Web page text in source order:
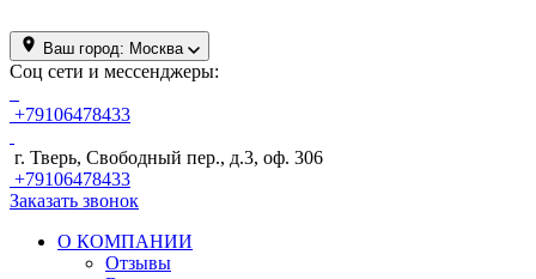
Ваш город: Москва
Соц сети и мессенджеры:
+79106478433
г. Тверь, Свободный пер., д.3, оф. 306
+79106478433
Заказать звонок
О КОМПАНИИ
Отзывы